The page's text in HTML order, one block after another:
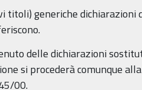
generiche dichiarazioni
delle dichiarazioni
si procederà comunque
00.